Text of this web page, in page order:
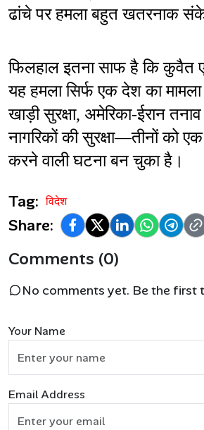
ढांचे पर हमला बहुत खतरनाक
फिलहाल इतना साफ है कि कुवैत
यह हमला सिर्फ एक देश का
खाड़ी सुरक्षा, अमेरिका-ईरान
नागरिकों की सुरक्षा—तीनों को
करने वाली घटना बन चुका है।
Tag: विदेश
Share:
Comments (0)
No comments yet. Be the first
Your Name
Email Address